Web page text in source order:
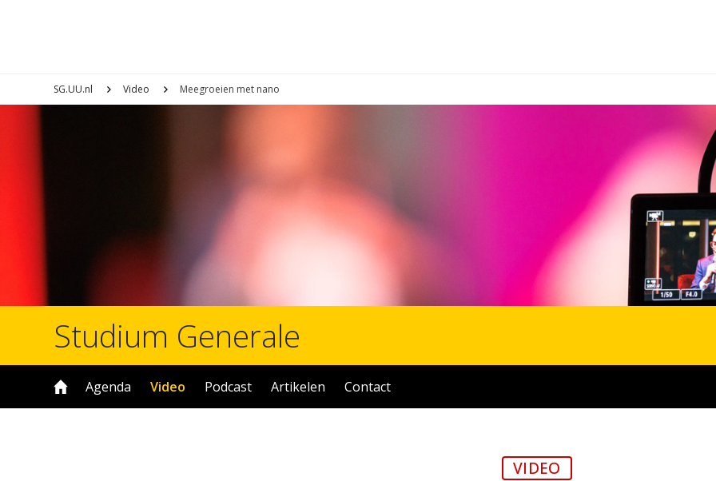
SG.UU.nl Video Meegroeien met nano
Studium Generale
Agenda Video Podcast Artikelen Contact
VIDEO